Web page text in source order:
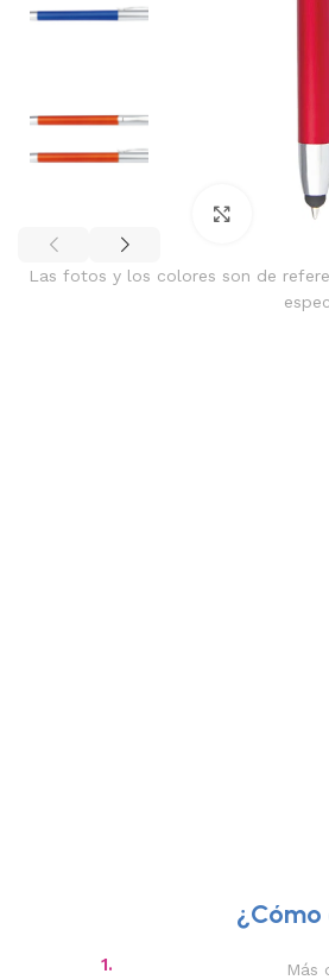
Clic
Las fotos y los colores son de
1. Más